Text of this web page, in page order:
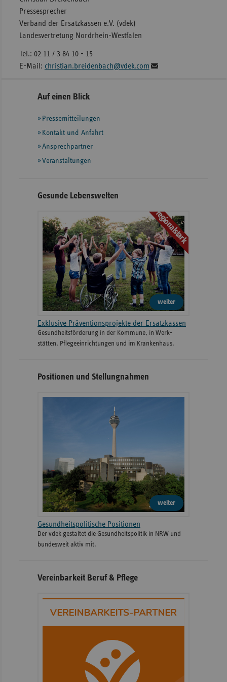
Pressesprecher
Verband der Ersatzkassen e.V. (vdek)
Landesvertretung Nordrhein-Westfalen
Tel.: 02 11 / 3 84 10 - 15
E-Mail: christian.breidenbach@vdek.com
Seitennavigation
Seitenleiste
weiteren
Informationen
Auf einen Blick
Pressemitteilungen
Kontakt und Anfahrt
Ansprechpartner
Veranstaltungen
Gesunde Lebenswelten
regionalstark
weiter
Exklusive Präventionsprojekte der Ersatzkassen
Gesund­heits­­förderung in der Kommune, in Werk­
stätten, Pflege­einrichtungen und im Kranken­haus.
Positionen und Stellungnahmen
weiter
Gesundheitspolitische Positionen
Der vdek gestaltet die Gesundheitspolitik in NRW und
bundesweit aktiv mit.
Vereinbarkeit Beruf & Pflege